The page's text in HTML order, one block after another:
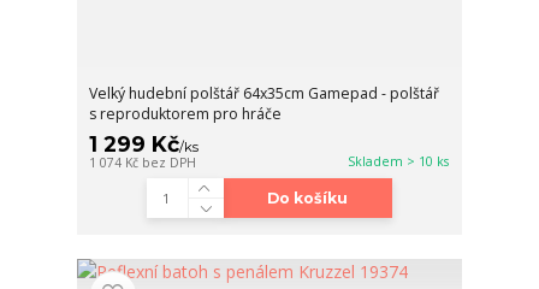
Velký hudební polštář 64x35cm Gamepad - polštář
s reproduktorem pro hráče
1 299 Kč/ks
1 074 Kč bez DPH Skladem > 10 ks
Do košíku